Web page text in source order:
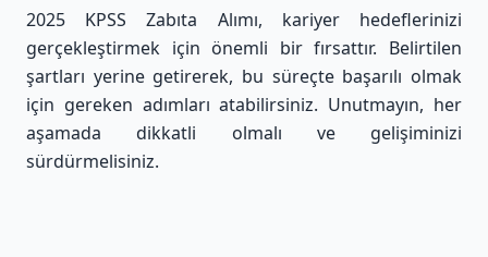
2025 KPSS Zabıta Alımı, kariyer hedeflerinizi
gerçekleştirmek için önemli bir fırsattır. Belirtilen
şartları yerine getirerek, bu süreçte başarılı olmak
için gereken adımları atabilirsiniz. Unutmayın, her
aşamada dikkatli olmalı ve gelişiminizi
sürdürmelisiniz.